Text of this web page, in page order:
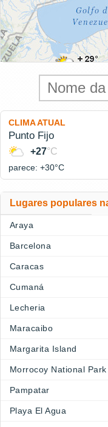
CLIMA ATUAL
Punto Fijo
+27°C
parece: +30°C
Lugares populares
Araya
Barcelona
Caracas
Cumaná
Lecheria
Maracaibo
Margarita Island
Morrocoy National Park
Pampatar
Playa El Agua